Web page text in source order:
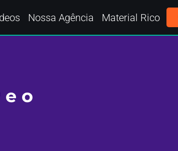
Nossa Agência Material Rico
e o